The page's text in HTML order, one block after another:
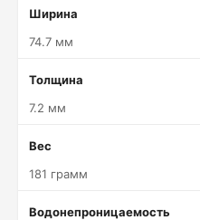
Ширина
74.7 мм
Толщина
7.2 мм
Вес
181 грамм
Водонепроницаемость